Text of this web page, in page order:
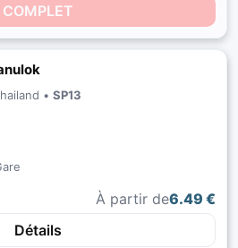
COMPLET
• SP13
À partir de6.49 €
Détails